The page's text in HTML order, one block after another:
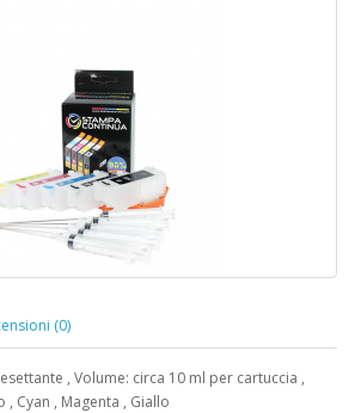
(0)
, Volume: circa 10 ml per cartuccia ,
Cyan , Magenta , Giallo